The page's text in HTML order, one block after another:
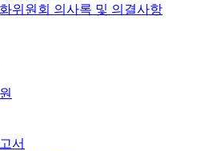
위원회 의사록 및 의결사항
서